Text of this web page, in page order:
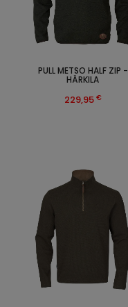
PULL METSO HALF ZIP -
HÄRKILA
229,95 €